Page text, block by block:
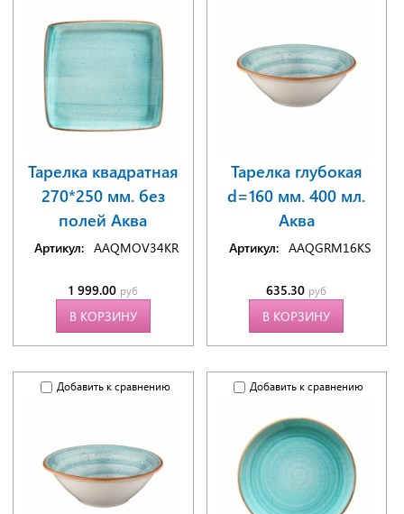
Тарелка квадратная
270*250 мм. без
полей Аква
Артикул: AAQMOV34KR
1 999.00 руб
В КОРЗИНУ
Тарелка глубокая
d=160 мм. 400 мл.
Аква
Артикул: AAQGRM16KS
635.30 руб
В КОРЗИНУ
Добавить к сравнению Добавить к сравнению